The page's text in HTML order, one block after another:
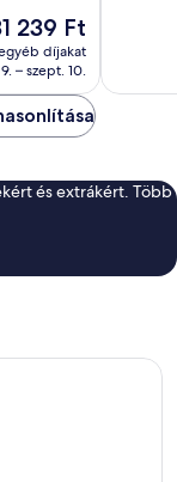
239 Ft
239 Ft
díjakat
– szept. 10.
Credit
Shared
Po,
és extrákért. Több